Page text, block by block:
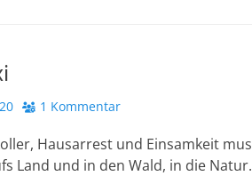
1 Kommentar
Hausarrest und Einsamkeit
Land und in den Wald, in die